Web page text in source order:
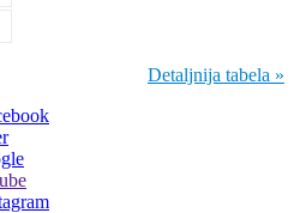
Detaljnija tabela »